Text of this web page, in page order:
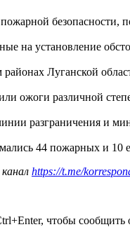
на установление
Луганской
ожоги различной
разграничения и
44 пожарных и 10
https://t.me/
чтобы сообщить